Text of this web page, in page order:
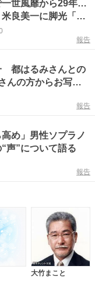
一世風靡から29年…
米良美一に脚光「ド
ていない」
報告
都はるみさんとの
んの方からお写真
報告
め」男性ソプラノ
”について語る
報告
大竹まこと